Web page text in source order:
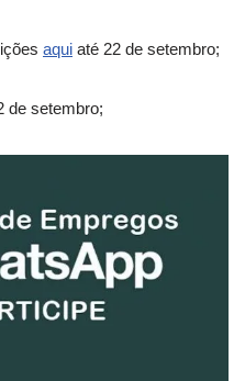
aqui até 22 de setembro;
de setembro;